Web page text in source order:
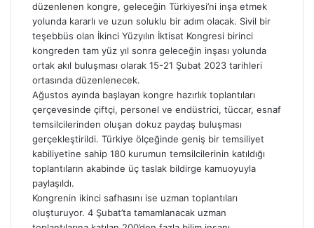
düzenlenen kongre, geleceğin Türkiyesi’ni inşa etmek
yolunda kararlı ve uzun soluklu bir adım olacak. Sivil bir
teşebbüs olan İkinci Yüzyılın İktisat Kongresi birinci
kongreden tam yüz yıl sonra geleceğin inşası yolunda
ortak akıl buluşması olarak 15-21 Şubat 2023 tarihleri
ortasında düzenlenecek.
Ağustos ayında başlayan kongre hazırlık toplantıları
çerçevesinde çiftçi, personel ve endüstrici, tüccar, esnaf
temsilcilerinden oluşan dokuz paydaş buluşması
gerçekleştirildi. Türkiye ölçeğinde geniş bir temsiliyet
kabiliyetine sahip 180 kurumun temsilcilerinin katıldığı
toplantıların akabinde üç taslak bildirge kamuoyuyla
paylaşıldı.
Kongrenin ikinci safhasını ise uzman toplantıları
oluşturuyor. 4 Şubat’ta tamamlanacak uzman